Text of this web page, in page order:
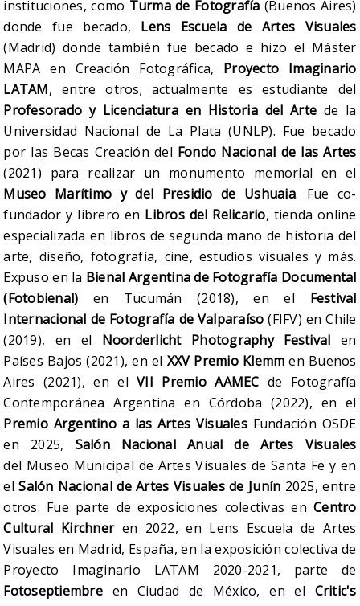
instituciones, como Turma de Fotografía (Buenos Aires)
donde fue becado, Lens Escuela de Artes Visuales
(Madrid) donde también fue becado e hizo el Máster
MAPA en Creación Fotográfica, Proyecto Imaginario
LATAM, entre otros; actualmente es estudiante del
Profesorado y Licenciatura en Historia del Arte de la
Universidad Nacional de La Plata (UNLP). Fue becado
por las Becas Creación del Fondo Nacional de las Artes
(2021) para realizar un monumento memorial en el
Museo Marítimo y del Presidio de Ushuaia. Fue co-
fundador y librero en Libros del Relicario, tienda online
especializada en libros de segunda mano de historia del
arte, diseño, fotografía, cine, estudios visuales y más.
Expuso en la Bienal Argentina de Fotografía Documental
(Fotobienal) en Tucumán (2018), en el Festival
Internacional de Fotografía de Valparaíso (FIFV) en Chile
(2019), en el Noorderlicht Photography Festival en
Países Bajos (2021), en el XXV Premio Klemm en Buenos
Aires (2021), en elVII Premio AAMEC de Fotografía
Contemporánea Argentina en Córdoba (2022), en el
Premio Argentino a las Artes VisualesFundación OSDE
en 2025, Salón Nacional Anual de Artes Visuales
del Museo Municipal de Artes Visuales de Santa Fe y en
elSalón Nacional de Artes Visuales de Junín 2025, entre
otros. Fue parte de exposiciones colectivas en Centro
Cultural Kirchneren 2022, en Lens Escuela de Artes
Visuales en Madrid, España, en la exposición colectiva de
Proyecto Imaginario LATAM 2020-2021, parte de
Fotoseptiembreen Ciudad de México, en el Critic's